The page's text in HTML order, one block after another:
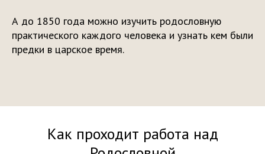
А до 1850 года можно изучить родословную
практического каждого человека и узнать кем были
предки в царское время.
Как проходит работа над